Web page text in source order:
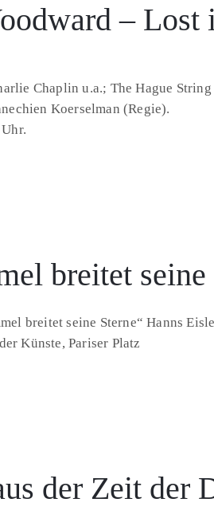
– Lost
Chaplin u.a.; The Hague
Koerselman (Regie).
breitet seine
breitet seine Sterne“ Hanns
Künste, Pariser Platz
der Zeit der